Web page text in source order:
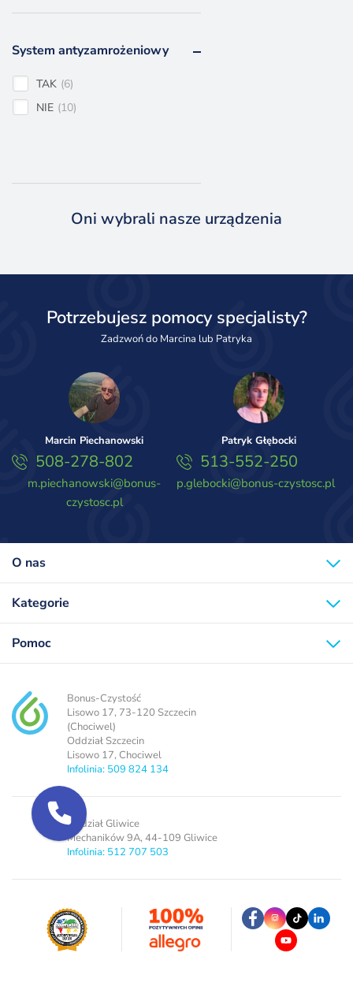
900-4500 l/h 1
900-5400 l/h
System antyzamrożeniowy
TAK 6
NIE 10
Oni wybrali nasze urządzenia
Potrzebujesz pomocy specjalisty?
Zadzwoń do Marcina lub Patryka
Marcin Piechanowski
508-278-802
m.piechanowski@bonus-
czystosc.pl
Patryk Głębocki
513-552-250
p.glebocki@bonus-czystosc.pl
O nas
Kategorie
Pomoc
Bonus-Czystość
Lisowo 17, 73-120 Szczecin
(Chociwel)
Oddział Szczecin
Lisowo 17, Chociwel
Infolinia: 509 824 134
Oddział Gliwice
Mechaników 9A, 44-109 Gliwice
Infolinia: 512 707 503